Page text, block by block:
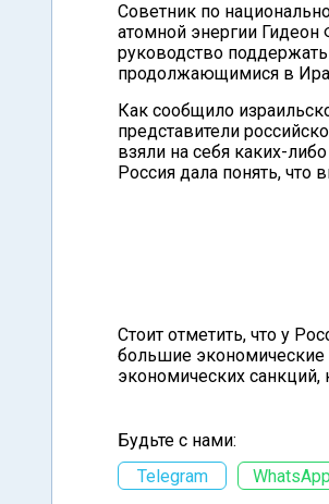
Советник по
атомной энергии
руководство
продолжающимися в
Как сообщило
представители
взяли на себя каких-
Россия дала понять, что
Стоит отметить, что у
большие экономические
экономических санкций,
Будьте с нами:
Telegram
WhatsApp